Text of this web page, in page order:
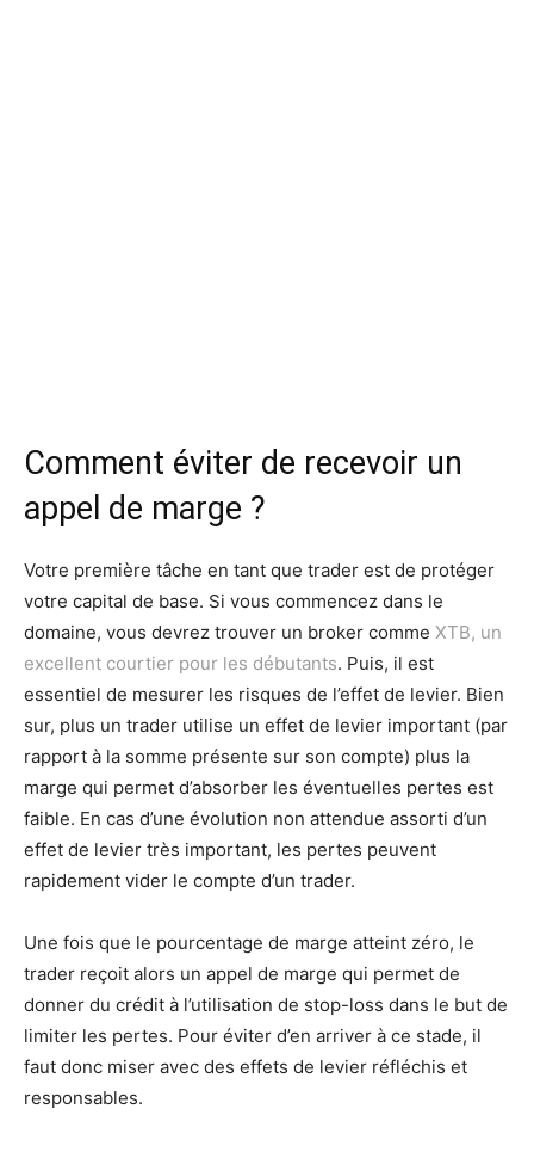
Comment éviter de recevoir un
appel de marge ?
Votre première tâche en tant que trader est de protéger
votre capital de base. Si vous commencez dans le
domaine, vous devrez trouver un broker comme XTB, un
excellent courtier pour les débutants. Puis, il est
essentiel de mesurer les risques de l’effet de levier. Bien
sur, plus un trader utilise un effet de levier important (par
rapport à la somme présente sur son compte) plus la
marge qui permet d’absorber les éventuelles pertes est
faible. En cas d’une évolution non attendue assorti d’un
effet de levier très important, les pertes peuvent
rapidement vider le compte d’un trader.
Une fois que le pourcentage de marge atteint zéro, le
trader reçoit alors un appel de marge qui permet de
donner du crédit à l’utilisation de stop-loss dans le but de
limiter les pertes. Pour éviter d’en arriver à ce stade, il
faut donc miser avec des effets de levier réfléchis et
responsables.